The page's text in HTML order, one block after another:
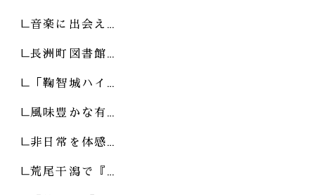
音楽に出会え…
長洲町図書館…
「鞠智城ハイ…
風味豊かな有…
非日常を体感…
荒尾干潟で『…